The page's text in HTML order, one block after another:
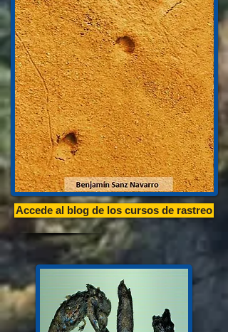
Accede al blog de los cursos de rastreo